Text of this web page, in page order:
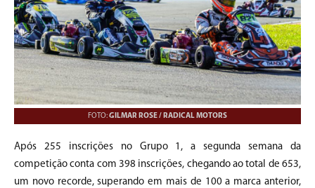
FOTO:GILMAR ROSE / RADICAL MOTORS
Após 255 inscrições no Grupo 1, a segunda semana da
competição conta com 398 inscrições, chegando ao total de 653,
um novo recorde, superando em mais de 100 a marca anterior,